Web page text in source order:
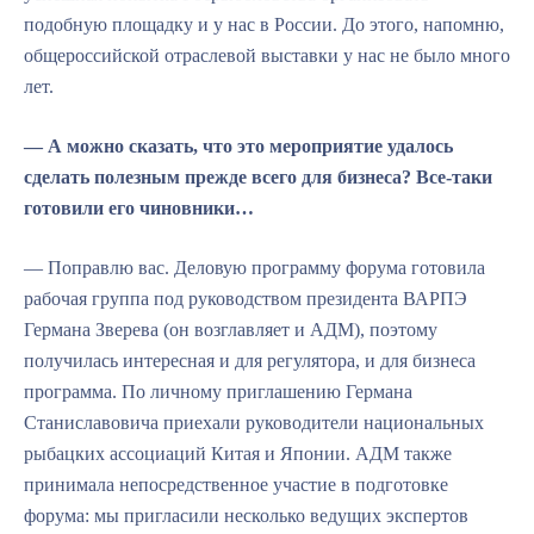
подобную площадку и у нас в России. До этого, напомню,
общероссийской отраслевой выставки у нас не было много
лет.
— А можно сказать, что это мероприятие удалось
сделать полезным прежде всего для бизнеса? Все-таки
готовили его чиновники…
— Поправлю вас. Деловую программу форума готовила
рабочая группа под руководством президента ВАРПЭ
Германа Зверева (он возглавляет и АДМ), поэтому
получилась интересная и для регулятора, и для бизнеса
программа. По личному приглашению Германа
Станиславовича приехали руководители национальных
рыбацких ассоциаций Китая и Японии. АДМ также
принимала непосредственное участие в подготовке
форума: мы пригласили несколько ведущих экспертов